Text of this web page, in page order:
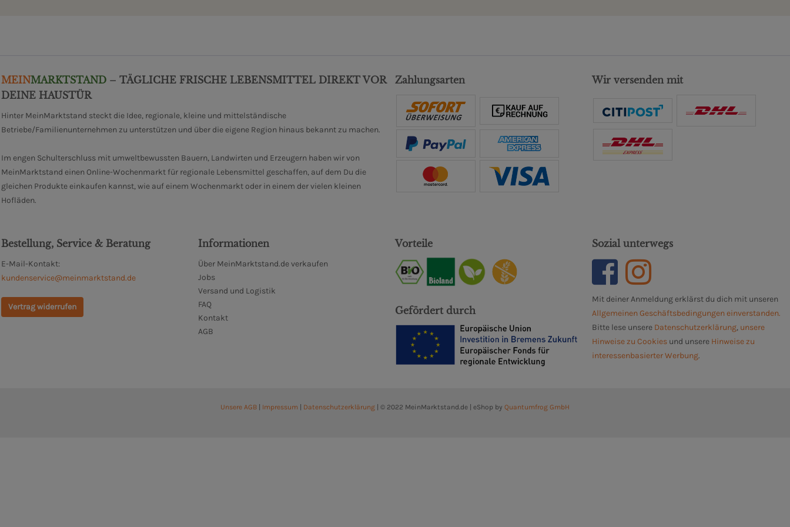
MEINMARKTSTAND – TÄGLICHE FRISCHE LEBENSMITTEL DIREKT VOR
DEINE HAUSTÜR
Hinter MeinMarktstand steckt die Idee, regionale, kleine und mittelständische
Betriebe/Familienunternehmen zu unterstützen und über die eigene Region hinaus bekannt zu machen.
Im engen Schulterschluss mit umweltbewussten Bauern, Landwirten und Erzeugern haben wir von
MeinMarktstand einen Online-Wochenmarkt für regionale Lebensmittel geschaffen, auf dem Du die
gleichen Produkte einkaufen kannst, wie auf einem Wochenmarkt oder in einem der vielen kleinen
Hofläden.
Zahlungsarten Wir versenden mit
Bestellung, Service & Beratung
E-Mail-Kontakt:
kundenservice@meinmarktstand.de
Vertrag widerrufen
Informationen
Über MeinMarktstand.de verkaufen
Jobs
Versand und Logistik
FAQ
Kontakt
AGB
Vorteile
Gefördert durch
Sozial unterwegs
Mit deiner Anmeldung erklärst du dich mit unseren
Allgemeinen Geschäftsbedingungen einverstanden.
Bitte lese unsere Datenschutzerklärung, unsere
Hinweise zu Cookies und unsere Hinweise zu
interessenbasierter Werbung.
Unsere AGB | Impressum | Datenschutzerklärung | © 2022 MeinMarktstand.de | eShop by Quantumfrog GmbH